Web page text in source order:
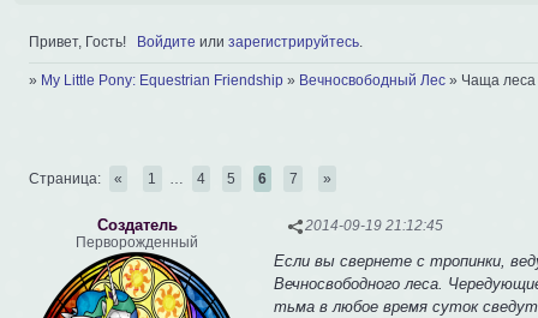
Привет, Гость! Войдите или зарегистрируйтесь
» My Little Pony: Equestrian Friendship » Вечносвободный Лес » Чаща леса
Страница: « 1 4 5 6 7 »
2014-09-19 21:12:45
Создатель
Перворожденный
Если вы свернете с тропинки,
Вечносвободного леса.
тьма в любое время суток